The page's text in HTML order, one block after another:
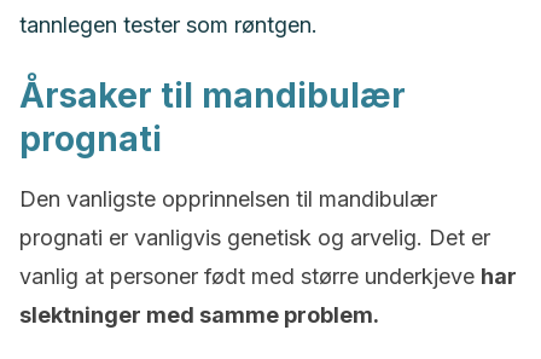
tannlegen tester som røntgen.
Årsaker til mandibulær
prognati
Den vanligste opprinnelsen til mandibulær
prognati er vanligvis genetisk og arvelig. Det er
vanlig at personer født med større underkjeve har
slektninger med samme problem.